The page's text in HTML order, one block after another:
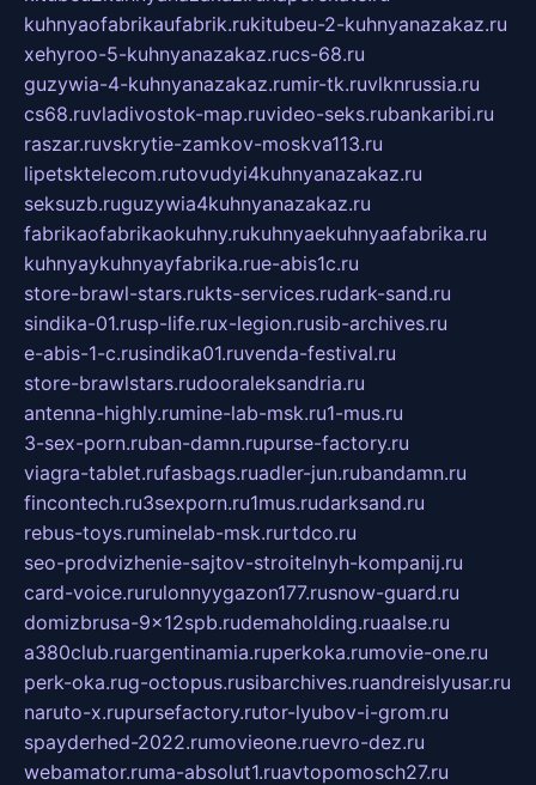
kuhnyaofabrikaufabrik.rukitubeu-2-kuhnyanazakaz.ru
xehyroo-5-kuhnyanazakaz.rucs-68.ru
guzywia-4-kuhnyanazakaz.rumir-tk.ruvlknrussia.ru
cs68.ruvladivostok-map.ruvideo-seks.rubankaribi.ru
raszar.ruvskrytie-zamkov-moskva113.ru
lipetsktelecom.rutovudyi4kuhnyanazakaz.ru
seksuzb.ruguzywia4kuhnyanazakaz.ru
fabrikaofabrikaokuhny.rukuhnyaekuhnyaafabrika.ru
kuhnyaykuhnyayfabrika.rue-abis1c.ru
store-brawl-stars.rukts-services.rudark-sand.ru
sindika-01.rusp-life.rux-legion.rusib-archives.ru
e-abis-1-c.rusindika01.ruvenda-festival.ru
store-brawlstars.rudooraleksandria.ru
antenna-highly.rumine-lab-msk.ru1-mus.ru
3-sex-porn.ruban-damn.rupurse-factory.ru
viagra-tablet.rufasbags.ruadler-jun.rubandamn.ru
fincontech.ru3sexporn.ru1mus.rudarksand.ru
rebus-toys.ruminelab-msk.rurtdco.ru
seo-prodvizhenie-sajtov-stroitelnyh-kompanij.ru
card-voice.rurulonnyygazon177.rusnow-guard.ru
domizbrusa-9x12spb.rudemaholding.ruaalse.ru
a380club.ruargentinamia.ruperkoka.rumovie-one.ru
perk-oka.rug-octopus.rusibarchives.ruandreislyusar.ru
naruto-x.rupursefactory.rutor-lyubov-i-grom.ru
spayderhed-2022.rumovieone.ruevro-dez.ru
webamator.ruma-absolut1.ruavtopomosch27.ru